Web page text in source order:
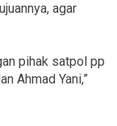
agar
pihak satpol pp
Ahmad Yani,”